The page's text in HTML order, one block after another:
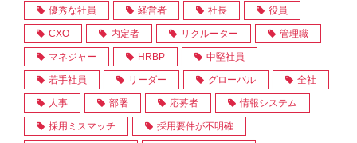
優秀な社員 経営者 社長 役員
CXO 内定者 リクルーター 管理職
マネジャー HRBP 中堅社員
若手社員 リーダー グローバル 全社
人事 部署 応募者 情報システム
採用ミスマッチ 採用要件が不明確